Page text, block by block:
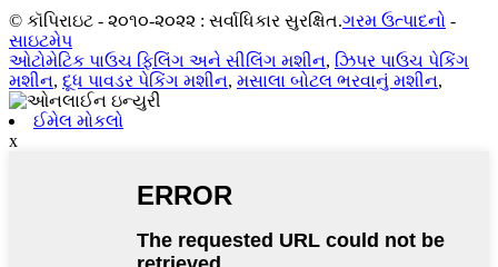
© કૉપિરાઇટ - ૨૦૧૦-૨૦૨૨ : સર્વાધિકાર સુરક્ષિત.ગરમ ઉત્પાદનો -
સાઇટમેપ
ઓટોમેટિક પાઉચ ફિલિંગ અને સીલિંગ મશીન, ઝિપર પાઉચ પેકિંગ
મશીન, દૂધ પાવડર પેકિંગ મશીન, મસાલા બોટલ ભરવાનું મશીન,
ઈમેલ મોકલો
x